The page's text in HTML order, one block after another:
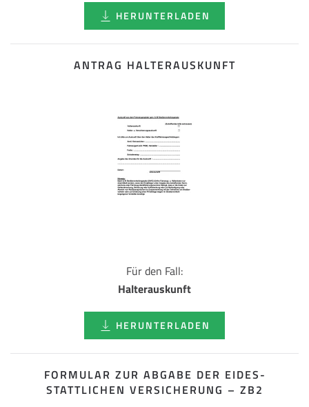
HERUNTERLADEN
ANTRAG HALTERAUSKUNFT
Für den Fall:
Halterauskunft
HERUNTERLADEN
FORMULAR ZUR ABGABE DER EIDES­
STATTLICHEN VERSICHERUNG – ZB2